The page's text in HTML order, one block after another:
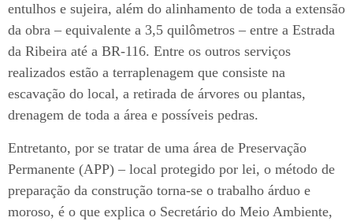
entulhos e sujeira, além do alinhamento de toda a extensão
da obra – equivalente a 3,5 quilômetros – entre a Estrada
da Ribeira até a BR-116. Entre os outros serviços
realizados estão a terraplenagem que consiste na
escavação do local, a retirada de árvores ou plantas,
drenagem de toda a área e possíveis pedras.
Entretanto, por se tratar de uma área de Preservação
Permanente (APP) – local protegido por lei, o método de
preparação da construção torna-se o trabalho árduo e
moroso, é o que explica o Secretário do Meio Ambiente,